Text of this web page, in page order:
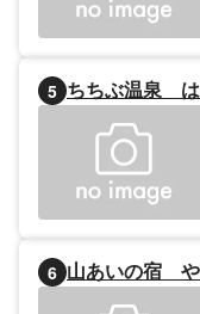
5 ちちぶ温泉
6 山あいの宿